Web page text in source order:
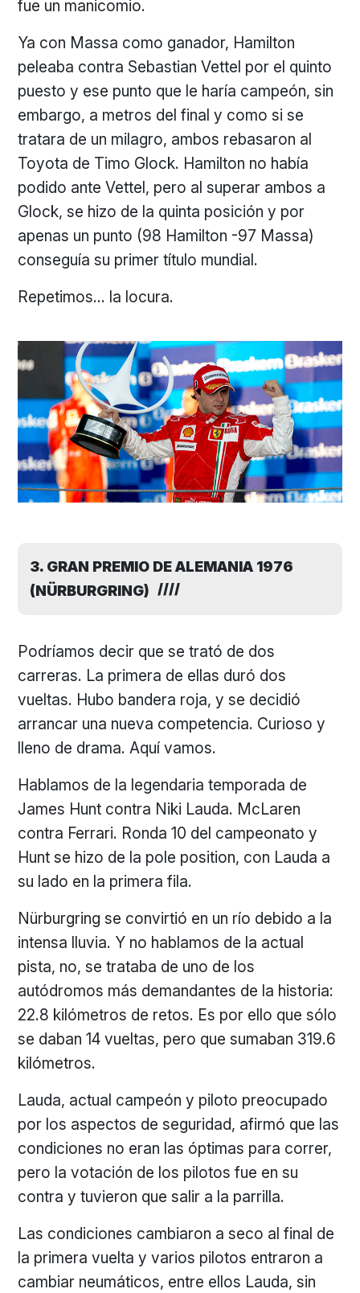
fue un manicomio.
Ya con Massa como ganador, Hamilton
peleaba contra Sebastian Vettel por el quinto
puesto y ese punto que le haría campeón, sin
embargo, a metros del final y como si se
tratara de un milagro, ambos rebasaron al
Toyota de Timo Glock. Hamilton no había
podido ante Vettel, pero al superar ambos a
Glock, se hizo de la quinta posición y por
apenas un punto (98 Hamilton -97 Massa)
conseguía su primer título mundial.
Repetimos… la locura.
3. GRAN PREMIO DE ALEMANIA 1976
(NÜRBURGRING)
Podríamos decir que se trató de dos
carreras. La primera de ellas duró dos
vueltas. Hubo bandera roja, y se decidió
arrancar una nueva competencia. Curioso y
lleno de drama. Aquí vamos.
Hablamos de la legendaria temporada de
James Hunt contra Niki Lauda. McLaren
contra Ferrari. Ronda 10 del campeonato y
Hunt se hizo de la pole position, con Lauda a
su lado en la primera fila.
Nürburgring se convirtió en un río debido a la
intensa lluvia. Y no hablamos de la actual
pista, no, se trataba de uno de los
autódromos más demandantes de la historia:
22.8 kilómetros de retos. Es por ello que sólo
se daban 14 vueltas, pero que sumaban 319.6
kilómetros.
Lauda, actual campeón y piloto preocupado
por los aspectos de seguridad, afirmó que las
condiciones no eran las óptimas para correr,
pero la votación de los pilotos fue en su
contra y tuvieron que salir a la parrilla.
Las condiciones cambiaron a seco al final de
la primera vuelta y varios pilotos entraron a
cambiar neumáticos, entre ellos Lauda, sin